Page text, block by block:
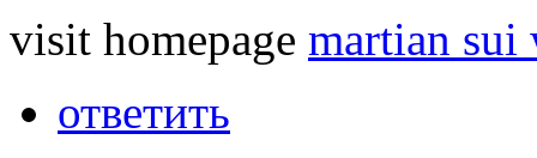
visit homepage martian sui
ответить